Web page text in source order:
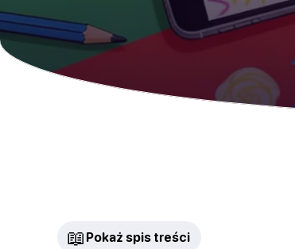
📖 Pokaż spis treści